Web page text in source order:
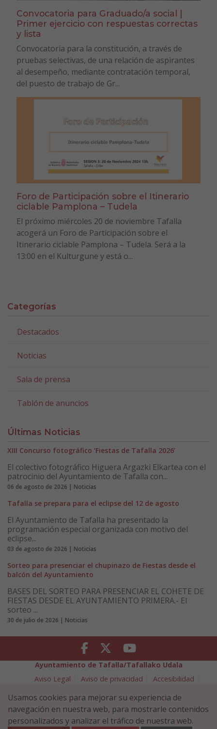
Convocatoria para Graduado/a social |
Primer ejercicio con respuestas correctas
y lista
Convocatoria para la constitución, a través de
pruebas selectivas, de una relación de aspirantes
al desempeño, mediante contratación temporal,
del puesto de trabajo de Gr...
Foro de Participación sobre el Itinerario
ciclable Pamplona – Tudela
El próximo miércoles 20 de noviembre Tafalla
acogerá un Foro de Participación sobre el
Itinerario ciclable Pamplona – Tudela. Será a la
13:00 en el Kulturgune y está o...
Categorías
Destacados
Noticias
Sala de prensa
Tablón de anuncios
Últimas Noticias
XIII Concurso fotográfico ‘Fiestas de Tafalla 2026’
El colectivo fotográfico Higuera Argazki Elkartea con el
patrocinio del Ayuntamiento de Tafalla con...
06 de agosto de 2026 | Noticias
Tafalla se prepara para el eclipse del 12 de agosto
El Ayuntamiento de Tafalla ha presentado la
programación especial organizada con motivo del
eclipse...
03 de agosto de 2026 | Noticias
Sorteo para presenciar el chupinazo de Fiestas desde el
balcón del Ayuntamiento
BASES DEL SORTEO PARA PRESENCIAR EL COHETE DE
FIESTAS DESDE EL AYUNTAMIENTO PRIMERA.- El
sorteo ...
30 de julio de 2026 | Noticias
Facebook Twitter Youtube
Ayuntamiento de Tafalla/Tafallako Udala
Aviso Legal
Aviso de privacidad
Accesibilidad
Política de Seguridad de la Información
Plaza Navarra 5 - 31300 Tafalla (NAVARRA)
948 70 18 11
ayuntamiento@tafalla.es
Usamos cookies para mejorar su experiencia de
navegación en nuestra web, para mostrarle contenidos
personalizados y analizar el tráfico de nuestra web.